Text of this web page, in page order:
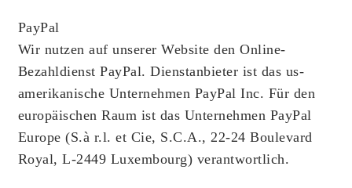
PayPal
Wir nutzen auf unserer Website den Online-
Bezahldienst PayPal. Dienstanbieter ist das us-
amerikanische Unternehmen PayPal Inc. Für den
europäischen Raum ist das Unternehmen PayPal
Europe (S.à r.l. et Cie, S.C.A., 22-24 Boulevard
Royal, L-2449 Luxembourg) verantwortlich.